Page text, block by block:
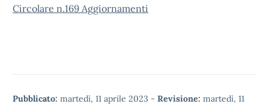
Circolare n.169 Aggiornamenti
Pubblicato: martedì, 11 aprile 2023 - Revisione: martedì, 11